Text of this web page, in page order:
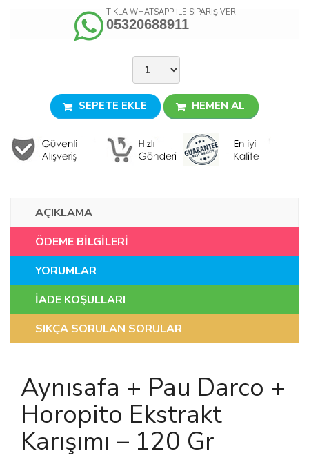
TIKLA WHATSAPP İLE SİPARİŞ VER
05320688911
SEPETE EKLE HEMEN AL
AÇIKLAMA
ÖDEME BİLGİLERİ
YORUMLAR
İADE KOŞULLARI
SIKÇA SORULAN SORULAR
Aynısafa + Pau Darco +
Horopito Ekstrakt
Karışımı – 120 Gr